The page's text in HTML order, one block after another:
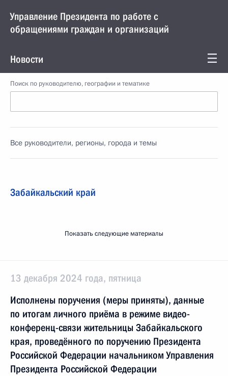
Управление Президента по работе с
обращениями граждан и организаций
Новости
Поиск по руководителю, географии и тематике
Все руководители, регионы, города и темы
Забайкальский край
Показать следующие материалы
13 декабря 2024 года, пятница
Исполнены поручения (меры приняты), данные
по итогам личного приёма в режиме видео-
конференц-связи жительницы Забайкальского
края, проведённого по поручению Президента
Российской Федерации начальником Управления
Президента Российской Федерации